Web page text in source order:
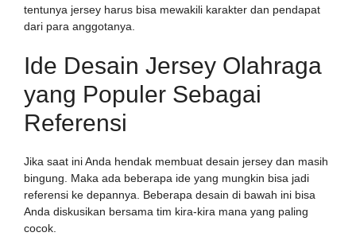
tentunya jersey harus bisa mewakili karakter dan pendapat
dari para anggotanya.
Ide Desain Jersey Olahraga
yang Populer Sebagai
Referensi
Jika saat ini Anda hendak membuat desain jersey dan masih
bingung. Maka ada beberapa ide yang mungkin bisa jadi
referensi ke depannya. Beberapa desain di bawah ini bisa
Anda diskusikan bersama tim kira-kira mana yang paling
cocok.